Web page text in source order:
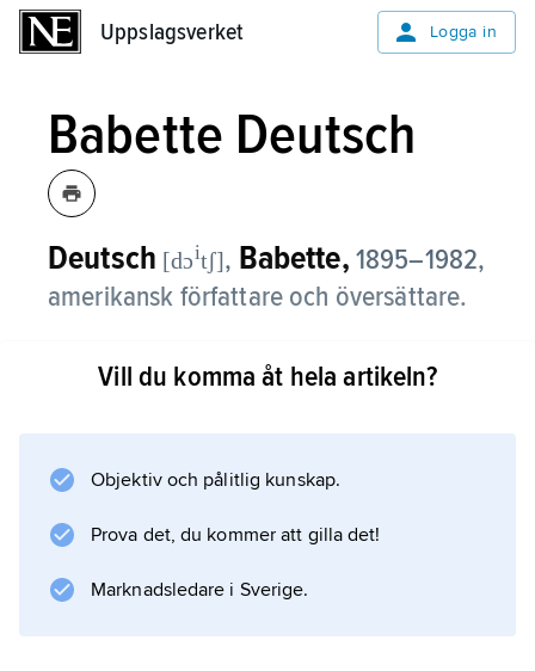
Uppslagsverket Logga in
Babette Deutsch
Deutsch [dɔitʃ], Babette, 1895–1982,
amerikansk författare och översättare.
skrev också romaner, barnböcker och
(1969), tecknar i modernistisk anda bilder av
Poetry in Our Time
(1952) och
Poetry Handbook
Vill du komma åt hela artikeln?
Objektiv och pålitlig kunskap.
Prova det, du kommer att gilla det!
Marknadsledare i Sverige.